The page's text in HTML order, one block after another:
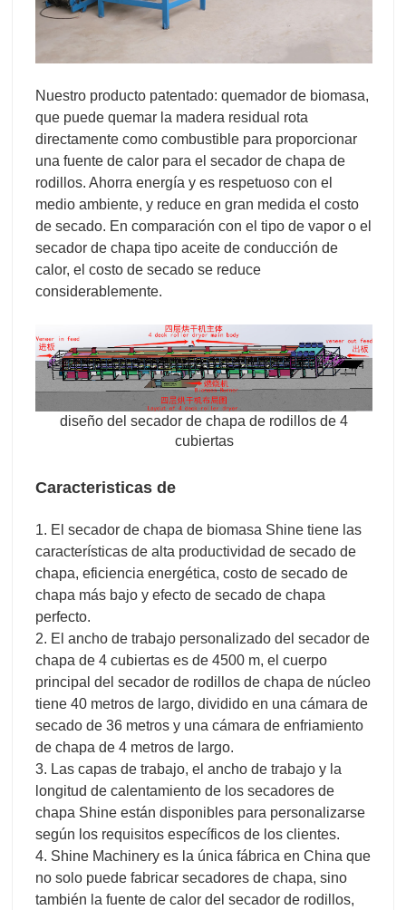
Nuestro producto patentado: quemador de biomasa,
que puede quemar la madera residual rota
directamente como combustible para proporcionar
una fuente de calor para el secador de chapa de
rodillos. Ahorra energía y es respetuoso con el
medio ambiente, y reduce en gran medida el costo
de secado. En comparación con el tipo de vapor o el
secador de chapa tipo aceite de conducción de
calor, el costo de secado se reduce
considerablemente.
diseño del secador de chapa de rodillos de 4
cubiertas
Caracteristicas de
1. El secador de chapa de biomasa Shine tiene las
características de alta productividad de secado de
chapa, eficiencia energética, costo de secado de
chapa más bajo y efecto de secado de chapa
perfecto.
2. El ancho de trabajo personalizado del secador de
chapa de 4 cubiertas es de 4500 m, el cuerpo
principal del secador de rodillos de chapa de núcleo
tiene 40 metros de largo, dividido en una cámara de
secado de 36 metros y una cámara de enfriamiento
de chapa de 4 metros de largo.
3. Las capas de trabajo, el ancho de trabajo y la
longitud de calentamiento de los secadores de
chapa Shine están disponibles para personalizarse
según los requisitos específicos de los clientes.
4. Shine Machinery es la única fábrica en China que
no solo puede fabricar secadores de chapa, sino
también la fuente de calor del secador de rodillos,